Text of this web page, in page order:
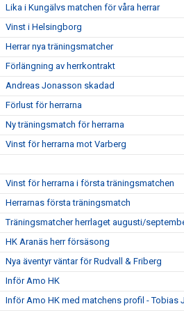
Lika i Kungälvs matchen för våra herrar
Vinst i Helsingborg
Herrar nya träningsmatcher
Förlängning av herrkontrakt
Andreas Jonasson skadad
Förlust för herrarna
Ny träningsmatch för herrarna
Vinst för herrarna mot Varberg
Vinst för herrarna i första träningsmatchen
Herrarnas första träningsmatch
Träningsmatcher herrlaget augusti/
HK Aranäs herr försäsong
Nya äventyr väntar för Rudvall & Friberg
Inför Amo HK
Inför Amo HK med matchens profil - Tobias